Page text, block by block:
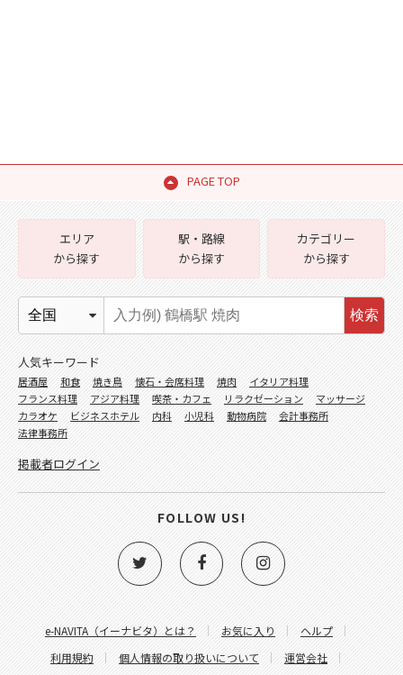
PAGE TOP
e-NAVITA（イーナビタ）とは？ お気に入り
ヘルプ
利用規約
個人情報の取り扱いについて 運営会社
エリア
から探す
駅・路線
から探す
カテゴリー
から探す
検索
人気キーワード
居酒屋 和食 焼き鳥 懐石・会席料理 焼肉
イタリア料理
フランス料理
アジア料理 喫茶・カフェ リラクゼーション
マッサージ
カラオケ
ビジネスホテル 内科 小児科 動物病院
会計事務所
法律事務所
掲載者ログイン
FOLLOW US!